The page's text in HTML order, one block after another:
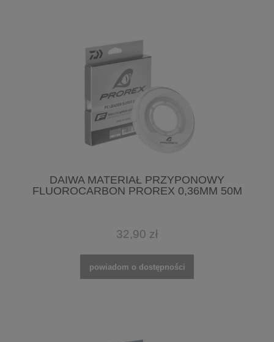
DAIWA MATERIAŁ PRZYPONOWY
FLUOROCARBON PROREX 0,36MM 50M
32,90 zł
powiadom o dostępności